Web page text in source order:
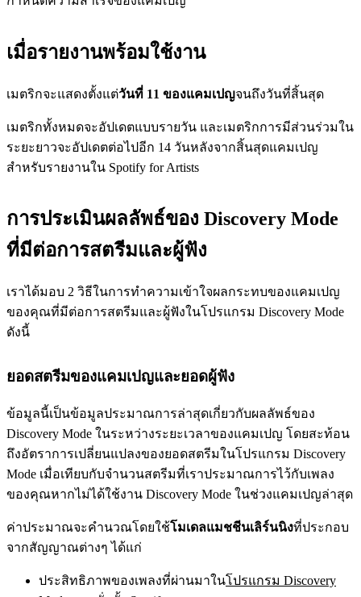
เมื่อรายงานพร้อมใช้งาน
เมตริกจะแสดงตั้งแต่วันที่ 11 ของแคมเปญจนถึงวันที่สิ้นสุด
เมตริกทั้งหมดจะอัปเดตแบบรายวัน และเมตริกการมีส่วนร่วมใน
ระยะยาวจะอัปเดตต่อไปอีก 14 วันหลังจากสิ้นสุดแคมเปญ
สำหรับรายงานใน Spotify for Artists
การประเมินผลลัพธ์ของ Discovery Mode
ที่มีต่อการสตรีมและผู้ฟัง
เราได้มอบ 2 วิธีในการทำความเข้าใจผลกระทบของแคมเปญ
ของคุณที่มีต่อการสตรีมและผู้ฟังในโปรแกรม Discovery Mode
ดังนี้
ยอดสตรีมของแคมเปญและยอดผู้ฟัง
ข้อมูลนี้เป็นข้อมูลประมาณการล่าสุดเกี่ยวกับผลลัพธ์ของ
Discovery Mode ในระหว่างระยะเวลาของแคมเปญ โดยสะท้อน
ถึงอัตราการเปลี่ยนแปลงของยอดสตรีมในโปรแกรม Discovery
Mode เมื่อเทียบกับจำนวนสตรีมที่เราประมาณการไว้กับเพลง
ของคุณหากไม่ได้ใช้งาน Discovery Mode ในช่วงแคมเปญล่าสุด
ค่าประมาณจะคำนวณโดยใช้โมเดลแมชชีนเลิร์นนิงที่ประกอบ
จากสัญญาณต่างๆ ได้แก่
ประสิทธิภาพของเพลงที่ผ่านมาในโปรแกรม Discovery